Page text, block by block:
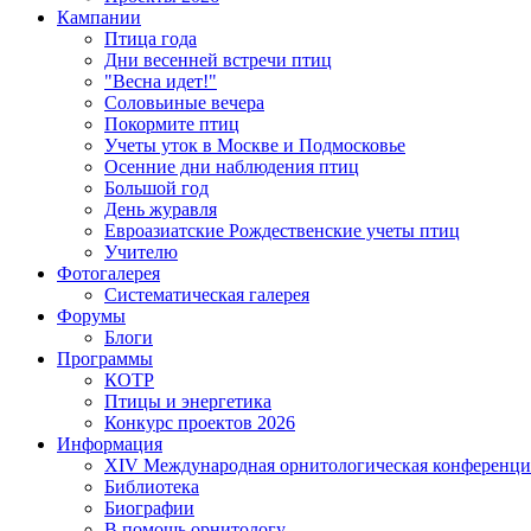
Кампании
Птица года
Дни весенней встречи птиц
"Весна идет!"
Соловьиные вечера
Покормите птиц
Учеты уток в Москве и Подмосковье
Осенние дни наблюдения птиц
Большой год
День журавля
Евроазиатские Рождественские учеты птиц
Учителю
Фотогалерея
Систематическая галерея
Форумы
Блоги
Программы
КОТР
Птицы и энергетика
Конкурс проектов 2026
Информация
XIV Международная орнитологическая
Библиотека
Биографии